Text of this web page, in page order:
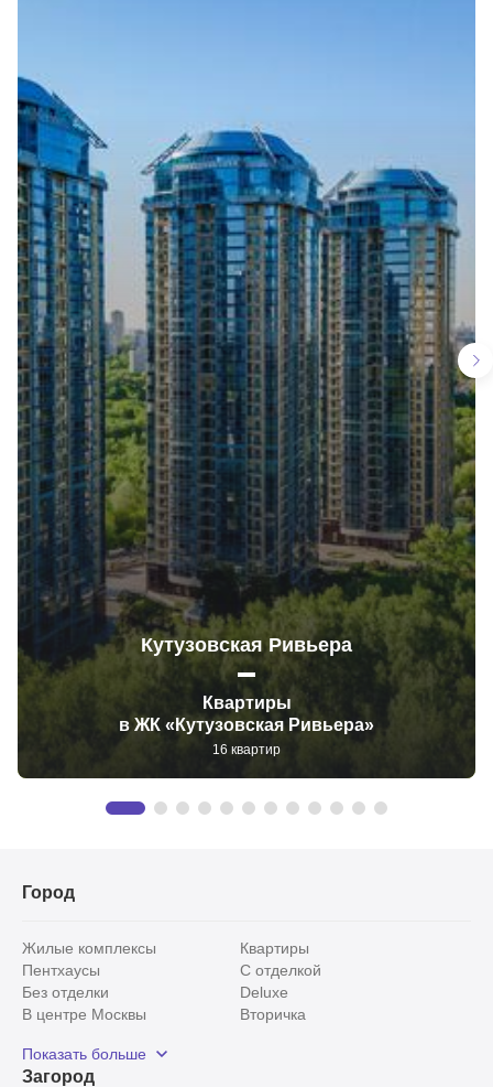
Кутузовская Ривьера
Квартиры
в ЖК «Кутузовская Ривьера»
16 квартир
Город
Жилые комплексы
Квартиры
Пентхаусы
С отделкой
Без отделки
Deluxe
В центре Москвы
Вторичка
Рядом с парком
С панорамными окнами
Показать больше
Загород